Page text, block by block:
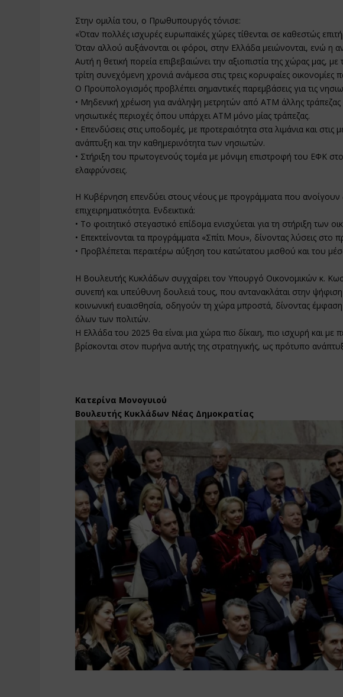
Στην ομιλία του, ο Πρωθυπουργός τόνισε:
«Όταν πολλές ισχυρές ευρωπαϊκές χώρες τίθενται σε καθεστώς
Όταν αλλού αυξάνονται οι φόροι, στην Ελλάδα μειώνονται, ενώ η
Αυτή η θετική πορεία επιβεβαιώνει την αξιοπιστία της χώρας μας,
τρίτη συνεχόμενη χρονιά ανάμεσα στις τρεις κορυφαίες οικονομίες
Ο Προϋπολογισμός προβλέπει σημαντικές παρεμβάσεις για τις
• Μηδενική χρέωση για ανάληψη μετρητών από ΑΤM άλλης
νησιωτικές περιοχές όπου υπάρχει ΑΤΜ μόνο μίας τράπεζας.
• Επενδύσεις στις υποδομές, με προτεραιότητα στα λιμάνια και
ανάπτυξη και την καθημερινότητα των νησιωτών.
• Στήριξη του πρωτογενούς τομέα με μόνιμη επιστροφή του ΕΦΚ
ελαφρύνσεις.
Η Κυβέρνηση επενδύει στους νέους με προγράμματα που ανοίγουν
επιχειρηματικότητα. Ενδεικτικά:
• Το φοιτητικό στεγαστικό επίδομα ενισχύεται για τη στήριξη των
• Επεκτείνονται τα προγράμματα «Σπίτι Μου», δίνοντας λύσεις στο
• Προβλέπεται περαιτέρω αύξηση του κατώτατου μισθού και του
Η Βουλευτής Κυκλάδων συγχαίρει τον Υπουργό Οικονομικών κ.
συνεπή και υπεύθυνη δουλειά τους, που αντανακλάται στην
κοινωνική ευαισθησία, οδηγούν τη χώρα μπροστά, δίνοντας
όλων των πολιτών.
Η Ελλάδα του 2025 θα είναι μια χώρα πιο δίκαιη, πιο ισχυρή και με
βρίσκονται στον πυρήνα αυτής της στρατηγικής, ως πρότυπο
Κατερίνα Μονογυιού
Βουλευτής Κυκλάδων Νέας Δημοκρατίας